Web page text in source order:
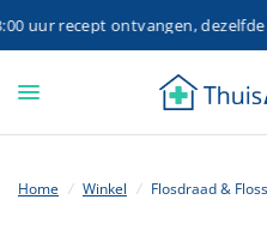
uur recept ontvangen, dezelfde
Home / Winkel / Flosdraad &